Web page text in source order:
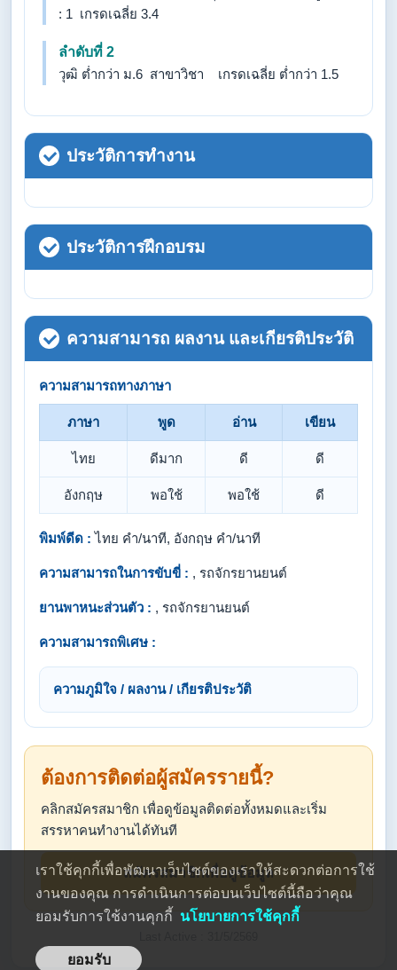
: 1 เกรดเฉลี่ย 3.4
ลำดับที่ 2
วุฒิ ต่ำกว่า ม.6 สาขาวิชา เกรดเฉลี่ย ต่ำกว่า 1.5
ประวัติการทำงาน
ประวัติการฝึกอบรม
ความสามารถ ผลงาน และเกียรติประวัติ
ความสามารถทางภาษา
ภาษา พูด อ่าน เขียน
ไทย ดีมาก ดี ดี
อังกฤษ พอใช้ พอใช้ ดี
พิมพ์ดีด : ไทย คำ/นาที, อังกฤษ คำ/นาที
ความสามารถในการขับขี่ : , รถจักรยานยนต์
ยานพาหนะส่วนตัว : , รถจักรยานยนต์
ความสามารถพิเศษ :
ความภูมิใจ / ผลงาน / เกียรติประวัติ
ต้องการติดต่อผู้สมัครรายนี้?
คลิกสมัครสมาชิก เพื่อดูข้อมูลติดต่อทั้งหมดและเริ่ม
สรรหาคนทำงานได้ทันที
สมัครสมาชิกเพื่อดูข้อมูล
เราใช้คุกกี้เพื่อพัฒนาเว็บไซต์ของเราให้สะดวกต่อการใช้
งานของคุณ การดำเนินการต่อบนเว็บไซต์นี้ถือว่าคุณ
ยอมรับการใช้งานคุกกี้ นโยบายการใช้คุกกี้